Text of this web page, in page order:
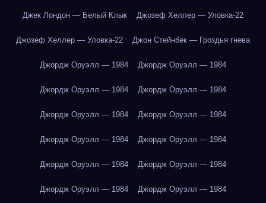
Джек Лондон — Белый Клык Джозеф Хеллер — Уловка-22
Джозеф Хеллер — Уловка-22 Джон Стейнбек — Гроздья гнева
Джордж Оруэлл — 1984 Джордж Оруэлл — 1984
Джордж Оруэлл — 1984 Джордж Оруэлл — 1984
Джордж Оруэлл — 1984 Джордж Оруэлл — 1984
Джордж Оруэлл — 1984 Джордж Оруэлл — 1984
Джордж Оруэлл — 1984 Джордж Оруэлл — 1984
Джордж Оруэлл — 1984 Джордж Оруэлл — 1984